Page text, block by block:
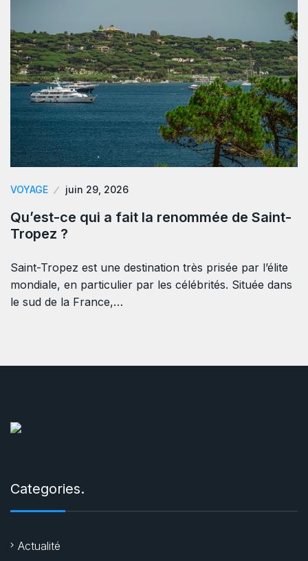
VOYAGE juin 29, 2026
Qu’est-ce qui a fait la renommée de Saint-
Tropez ?
Saint-Tropez est une destination très prisée par l’élite
mondiale, en particulier par les célébrités. Située dans
le sud de la France,…
Categories.
Actualité